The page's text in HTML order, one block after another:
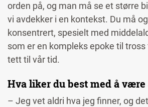
orden på, og man må se et større
vi avdekker i en kontekst. Du må
konsentrert, spesielt med
som er en kompleks epoke til
tett til vår tid.
Hva liker du best med å være
– Jeg vet aldri hva jeg finner, og